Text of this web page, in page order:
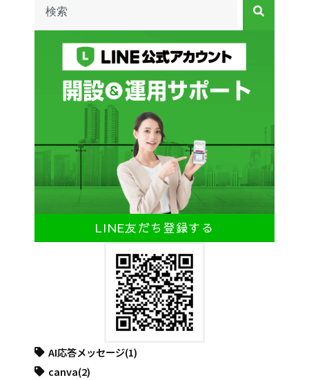
LINE友だち登録する
AI応答メッセージ(1)
canva(2)